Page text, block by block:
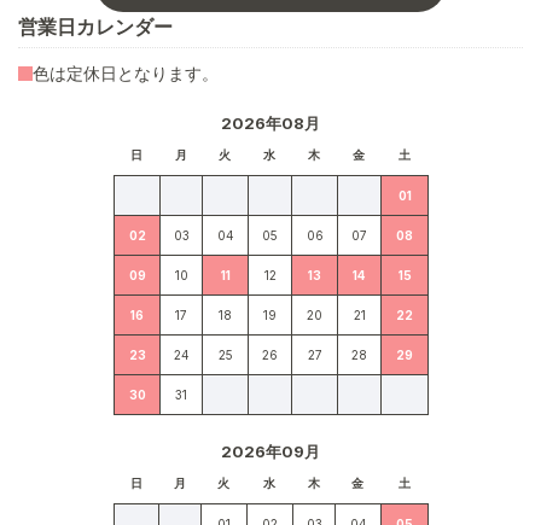
営業日カレンダー
2026年08月
日 月 火 水 木 金 土
01
02 03 04 05 06 07 08
09 10 11 12 13 14 15
16 17 18 19 20 21 22
23 24 25 26 27 28 29
30 31
2026年09月
日 月 火 水 木 金 土
色は定休日となります。